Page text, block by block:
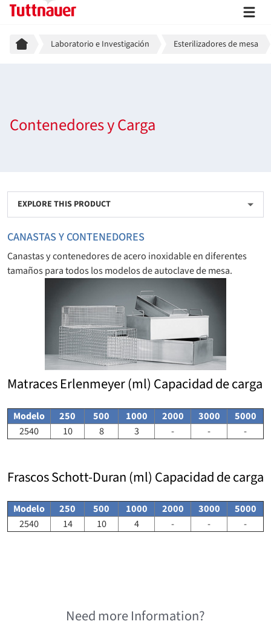
BreadcrumbLaboratorio e Investigación Esterilizadores de mesa
Contenedores y Carga
EXPLORE THIS PRODUCT
CANASTAS Y CONTENEDORES
Canastas y contenedores de acero inoxidable en diferentes
tamaños para todos los modelos de autoclave de mesa.
Matraces Erlenmeyer (ml) Capacidad de carga
Modelo 250 500 1000 2000 3000
5000
2540
10 8 3 - - -
Frascos Schott-Duran (ml) Capacidad de carga
Modelo 250 500 1000 2000 3000
5000
2540
14 10 4 - - -
Need more Information?